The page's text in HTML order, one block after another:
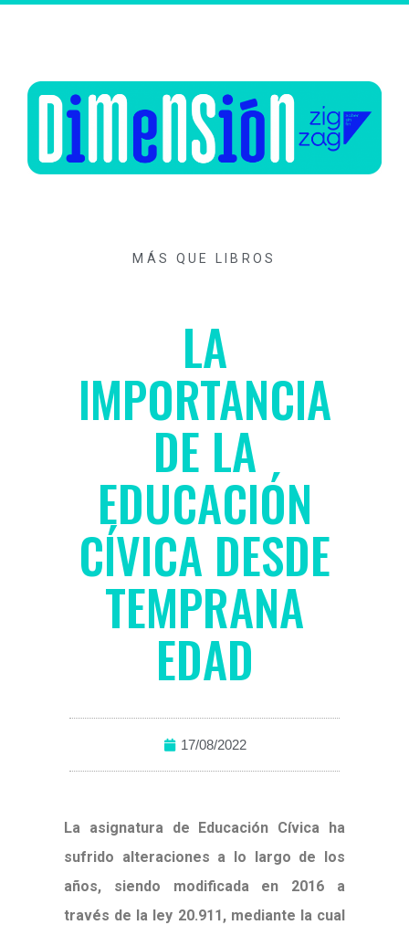
MÁS QUE LIBROS
LA
IMPORTANCIA
DE LA
EDUCACIÓN
CÍVICA DESDE
TEMPRANA
EDAD
17/08/2022
La asignatura de Educación Cívica ha
sufrido alteraciones a lo largo de los
años, siendo modificada en 2016 a
través de la ley 20.911, mediante la cual